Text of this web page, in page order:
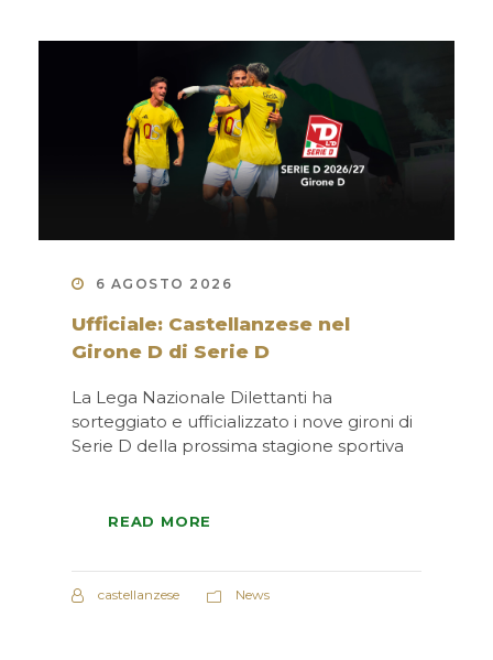
6 AGOSTO 2026
Ufficiale: Castellanzese nel
Girone D di Serie D
La Lega Nazionale Dilettanti ha
sorteggiato e ufficializzato i nove gironi di
Serie D della prossima stagione sportiva
READ MORE
castellanzese News